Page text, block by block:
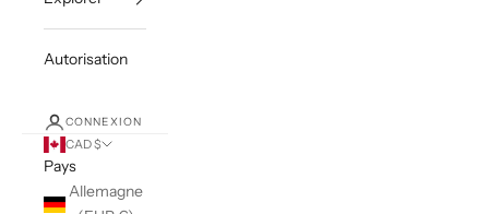
Autorisation
CONNEXION
CAD $
Pays
Allemagne